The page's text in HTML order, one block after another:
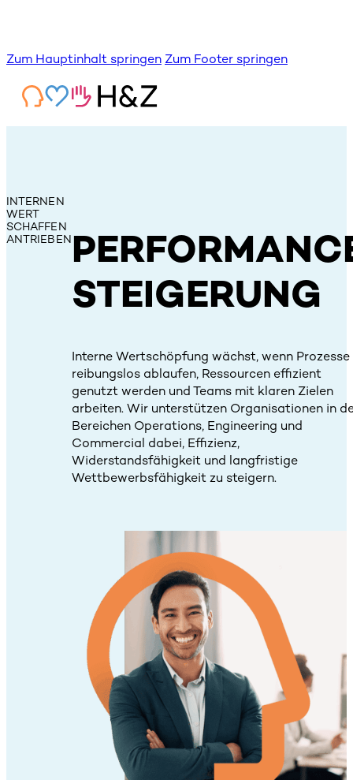
Zum Hauptinhalt springen Zum Footer springen
INTERNEN
WERT
SCHAF­FEN
ANTRIEBEN
STEIGERUNG
Interne Wertschöpfung wächst, wenn Prozesse
reibungslos ablaufen, Ressourcen effizient
genutzt werden und Teams mit klaren Zielen
arbeiten. Wir unterstützen Organisationen in
Bereichen Operations, Engineering und
Commercial dabei, Effizienz,
Widerstandsfähigkeit und langfristige
Wettbewerbsfähigkeit zu steigern.